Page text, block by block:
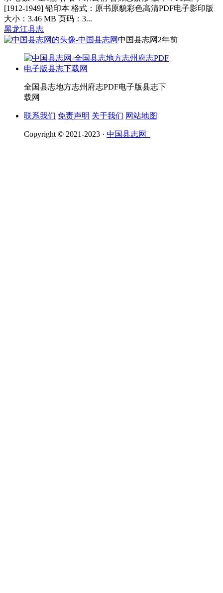
[1912-1949] 铅印本 格式：原书原貌彩色高清PDF电子影印版
大小：3.46 MB 页码：3...
黑龙江县志
中国县志网 2年前
全国县志地方志州府志PDF电子版县志下
载网
联系我们 免责声明 关于我们 网站地图
Copyright © 2021-2023 · 中国县志网